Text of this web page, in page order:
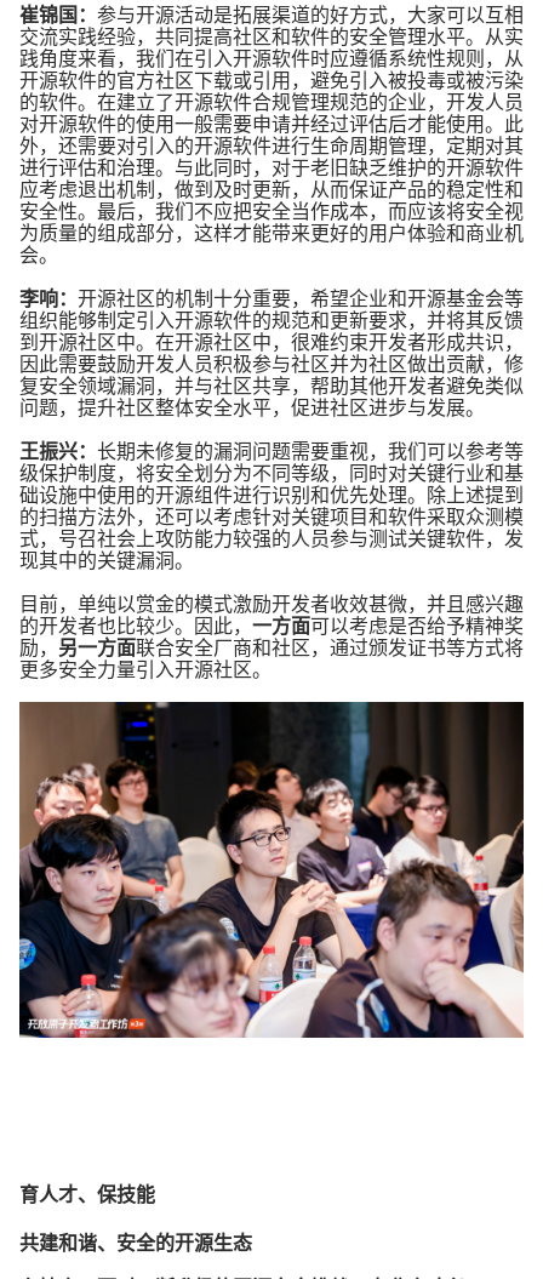
崔锦国： 参与开源活动是拓展渠道的好方式，大家可以互相
交流实践经验，共同提高社区和软件的安全管理水平。从实
践角度来看，我们在引入开源软件时应遵循系统性规则，从
开源软件的官方社区下载或引用，避免引入被投毒或被污染
的软件。在建立了开源软件合规管理规范的企业，开发人员
对开源软件的使用一般需要申请并经过评估后才能使用。此
外，还需要对引入的开源软件进行生命周期管理，定期对其
进行评估和治理。与此同时，对于老旧缺乏维护的开源软件
应考虑退出机制，做到及时更新，从而保证产品的稳定性和
安全性。最后，我们不应把安全当作成本，而应该将安全视
为质量的组成部分，这样才能带来更好的用户体验和商业机
会。
李响： 开源社区的机制十分重要，希望企业和开源基金会等
组织能够制定引入开源软件的规范和更新要求，并将其反馈
到开源社区中。在开源社区中，很难约束开发者形成共识，
因此需要鼓励开发人员积极参与社区并为社区做出贡献，修
复安全领域漏洞，并与社区共享，帮助其他开发者避免类似
问题，提升社区整体安全水平，促进社区进步与发展。
王振兴： 长期未修复的漏洞问题需要重视，我们可以参考等
级保护制度，将安全划分为不同等级，同时对关键行业和基
础设施中使用的开源组件进行识别和优先处理。除上述提到
的扫描方法外，还可以考虑针对关键项目和软件采取众测模
式，号召社会上攻防能力较强的人员参与测试关键软件，发
现其中的关键漏洞。
目前，单纯以赏金的模式激励开发者收效甚微，并且感兴趣
的开发者也比较少。因此， 一方面可以考虑是否给予精神奖
励， 另一方面联合安全厂商和社区，通过颁发证书等方式将
更多安全力量引入开源社区。
育人才、保技能
共建和谐、安全的开源生态